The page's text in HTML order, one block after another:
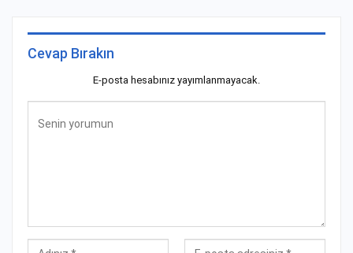
Cevap Bırakın
E-posta hesabınız yayımlanmayacak.